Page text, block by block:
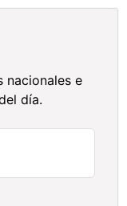
nacionales e
día.